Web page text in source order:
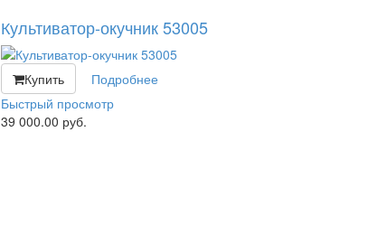
Культиватор-окучник 53005
Купить
Подробнее
Быстрый просмотр
39 000.00 руб.